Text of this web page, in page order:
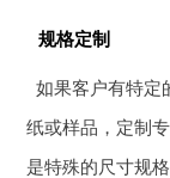
规格定制
如果客户有特定
纸或样品，定制
是特殊的尺寸规